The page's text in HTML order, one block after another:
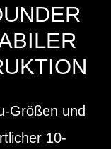
Größen und
10-